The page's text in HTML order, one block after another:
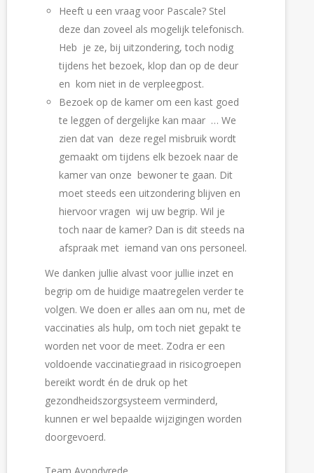
Heeft u een vraag voor Pascale? Stel
deze dan zoveel als mogelijk telefonisch.
Heb  je ze, bij uitzondering, toch nodig
tijdens het bezoek, klop dan op de deur
en  kom niet in de verpleegpost.
Bezoek op de kamer om een kast goed
te leggen of dergelijke kan maar  … We
zien dat van  deze regel misbruik wordt
gemaakt om tijdens elk bezoek naar de
kamer van onze  bewoner te gaan. Dit
moet steeds een uitzondering blijven en
hiervoor vragen  wij uw begrip. Wil je
toch naar de kamer? Dan is dit steeds na
afspraak met  iemand van ons personeel.
We danken jullie alvast voor jullie inzet en
begrip om de huidige maatregelen verder te
volgen. We doen er alles aan om nu, met de
vaccinaties als hulp, om toch niet gepakt te
worden net voor de meet. Zodra er een
voldoende vaccinatiegraad in risicogroepen
bereikt wordt én de druk op het
gezondheidszorgsysteem verminderd,
kunnen er wel bepaalde wijzigingen worden
doorgevoerd.